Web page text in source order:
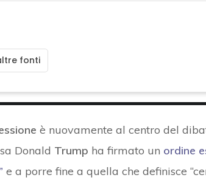
fonti
è nuovamente al centro del
Donald Trump ha firmato un ordine
e a porre fine a quella che definisce